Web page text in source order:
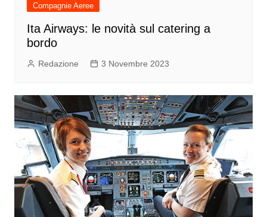
Compagnie Aeree
Ita Airways: le novità sul catering a
bordo
Redazione 3 Novembre 2023